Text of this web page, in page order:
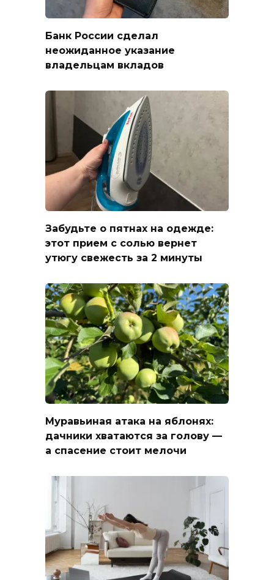
Банк России сделал
неожиданное указание
владельцам вкладов
Забудьте о пятнах на одежде:
этот прием с солью вернет
утюгу свежесть за 2 минуты
Муравьиная атака на яблонях:
дачники хватаются за голову —
а спасение стоит мелочи